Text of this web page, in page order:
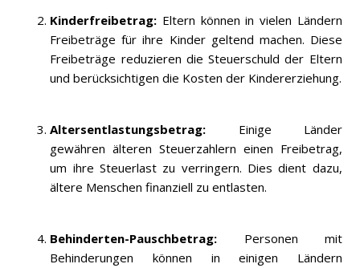
Kinderfreibetrag: Eltern können in vielen Ländern
Freibeträge für ihre Kinder geltend machen. Diese
Freibeträge reduzieren die Steuerschuld der Eltern
und berücksichtigen die Kosten der Kindererziehung.
Altersentlastungsbetrag: Einige Länder
gewähren älteren Steuerzahlern einen Freibetrag,
um ihre Steuerlast zu verringern. Dies dient dazu,
ältere Menschen finanziell zu entlasten.
Behinderten-Pauschbetrag: Personen mit
Behinderungen können in einigen Ländern